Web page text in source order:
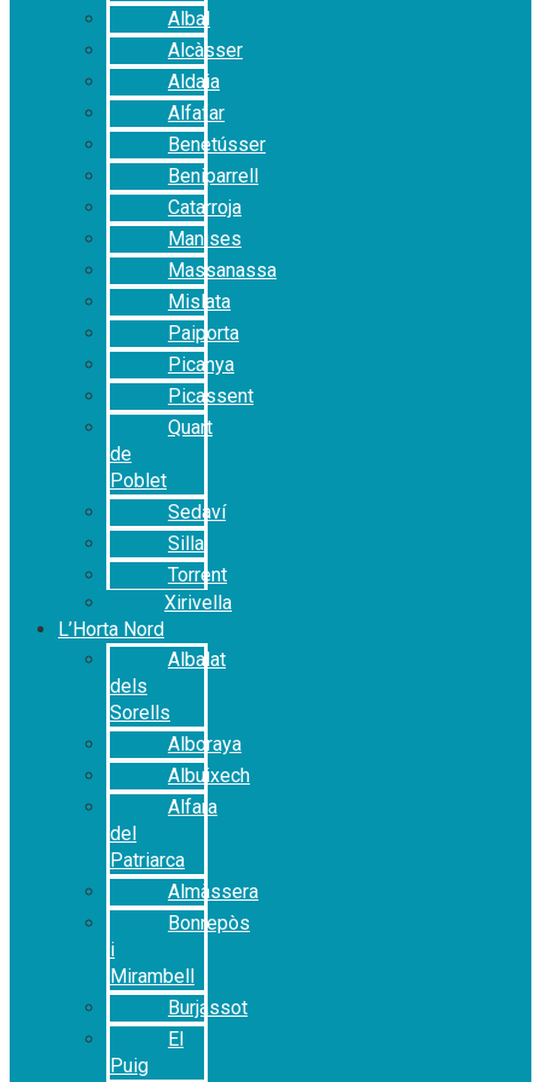
Albal
Alcàsser
Aldaia
Alfafar
Benetússer
Beniparrell
Catarroja
Manises
Massanassa
Mislata
Paiporta
Picanya
Picassent
Quart
de
Poblet
Sedaví
Silla
Torrent
Xirivella
L’Horta Nord
Albalat
dels
Sorells
Alboraya
Albuixech
Alfara
del
Patriarca
Almàssera
Bonrepòs
i
Mirambell
Burjassot
El
Puig